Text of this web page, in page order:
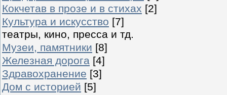
Кокчетав в прозе и в стихах [2]
Культура и искусство [7]
театры, кино, пресса и тд.
Музеи, памятники [8]
Железная дорога [4]
Здравохранение [3]
Дом с историей [5]